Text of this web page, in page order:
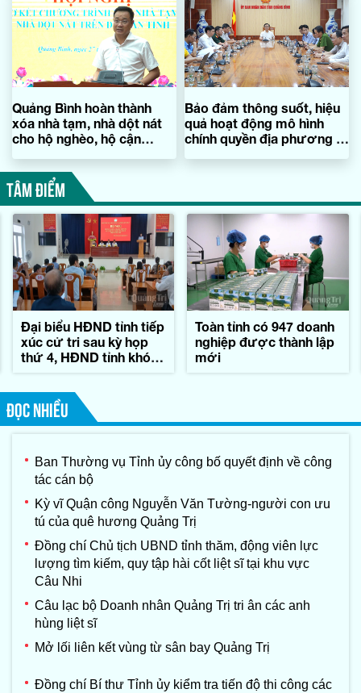
Quảng Bình hoàn thành
xóa nhà tạm, nhà dột nát
cho hộ nghèo, hộ cận
(đợt 1)
Bảo đảm thông suốt, hiệu
quả hoạt động mô hình
chính quyền địa phương 2
TÂM ĐIỂM
Đại biểu HĐND tỉnh tiếp
xúc cử tri sau kỳ họp
thứ 4, HĐND tỉnh khóa
Toàn tỉnh có 947 doanh
nghiệp được thành lập
mới
ĐỌC NHIỀU
Ban Thường vụ Tỉnh ủy công bố quyết định về công
tác cán bộ
Kỳ vĩ Quận công Nguyễn Văn Tường-người con ưu
tú của quê hương Quảng Trị
Đồng chí Chủ tịch UBND tỉnh thăm, động viên lực
lượng tìm kiếm, quy tập hài cốt liệt sĩ tại khu vực
Câu Nhi
Câu lạc bộ Doanh nhân Quảng Trị tri ân các anh
hùng liệt sĩ
Mở lối liên kết vùng từ sân bay Quảng Trị
Đồng chí Bí thư Tỉnh ủy kiểm tra tiến độ thi công các